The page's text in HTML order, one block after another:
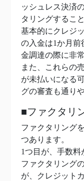
ッシュレス決済
タリングするこ
基本的にクレジ
の入金は1か月前
金調達の際に非
また、これらの
が未払いになる
グの審査も通り
■ファクタリ
ファクタリング
つあります。
1つ目が、手数料
ファクタリング
が、クレジット